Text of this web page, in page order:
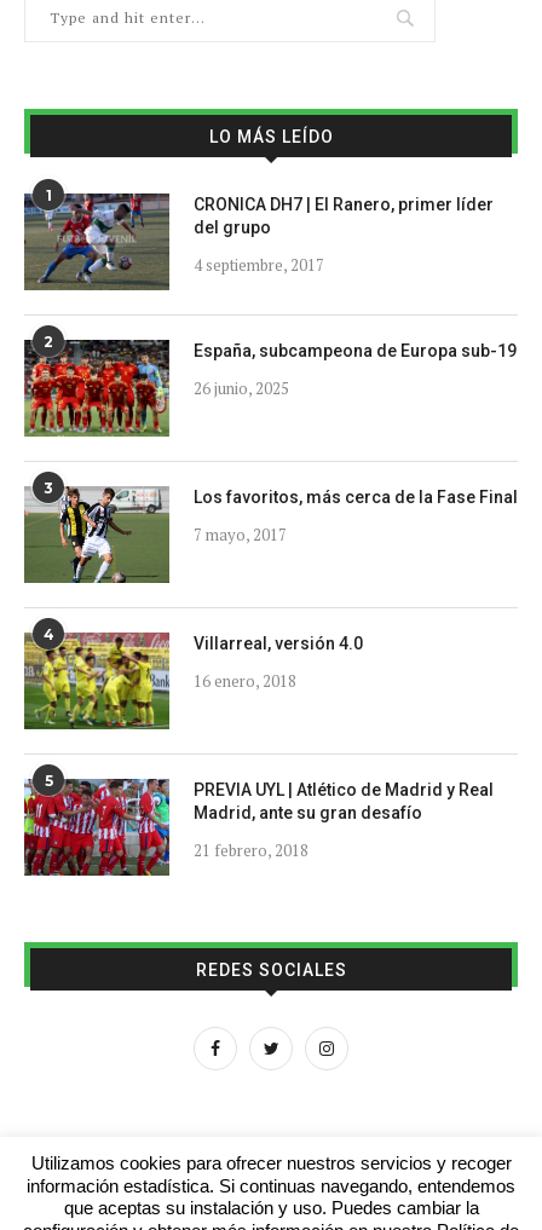
LO MÁS LEÍDO
1
CRONICA DH7 | El Ranero, primer líder
del grupo
4 septiembre, 2017
2 España, subcampeona de Europa sub-19
26 junio, 2025
3 Los favoritos, más cerca de la Fase Final
7 mayo, 2017
4 Villarreal, versión 4.0
16 enero, 2018
5
PREVIA UYL | Atlético de Madrid y Real
Madrid, ante su gran desafío
21 febrero, 2018
REDES SOCIALES
Aviso legal Contacto Colabora con nosotros
Utilizamos cookies para ofrecer nuestros servicios y recoger
información estadística. Si continuas navegando, entendemos
que aceptas su instalación y uso. Puedes cambiar la